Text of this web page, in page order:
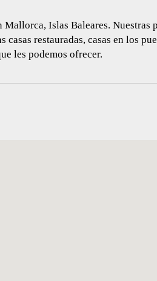
Islas Baleares. Nuestras
restauradas, casas en los
les podemos ofrecer.